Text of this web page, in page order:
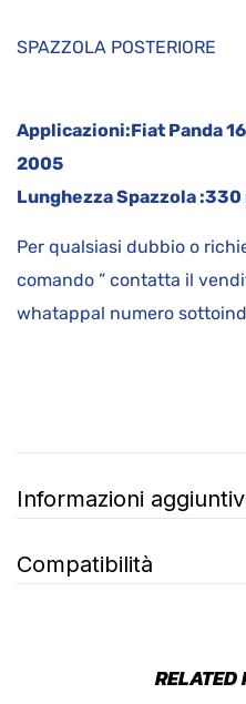
SPAZZOLA
Applicazioni:Fiat Panda
2005
Lunghezza Spazzola :330
Per qualsiasi dubbio o
comando ” contatta il
whatappal numero
Informazioni
Compatibilità
RELATED